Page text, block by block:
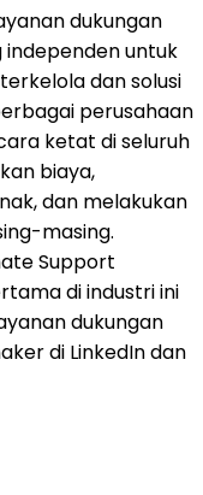
dukungan
untuk
dan solusi
perusahaan
ketat di seluruh
biaya,
dan melakukan
masing.
Support
di industri ini
dukungan
di LinkedIn dan